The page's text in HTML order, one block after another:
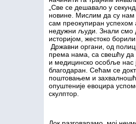
„Све се дешавало у
новине. Мислим да су нам
сам преокупиран
недужни људи. Знали смо
историјом, жестоко
Државни органи, од
према нама, са свешћу да
и медицинско особље нас
благодаран. Сећам се
поштовањем и
опуштеније евоцира
скулптор.